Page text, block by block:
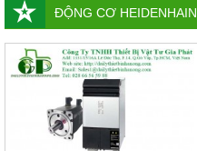
ĐỘNG CƠ HEIDENHAIN